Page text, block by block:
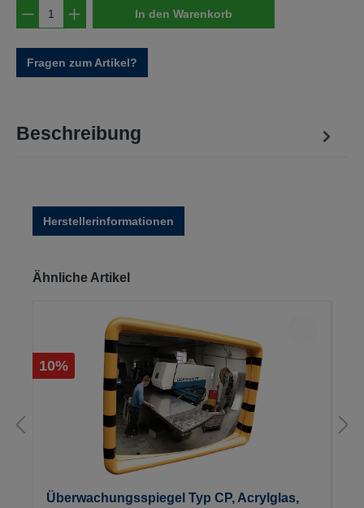
Produkt Anzahl: Gib den gewünschten
In den Warenkorb
Fragen zum Artikel?
Beschreibung
Herstellerinformationen
Produktgalerie überspringen
Ähnliche Artikel
10%
Überwachungsspiegel Typ CP, Acrylglas,